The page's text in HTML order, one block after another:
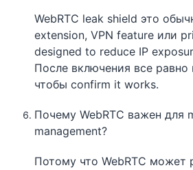
WebRTC leak shield это
extension, VPN feature или
designed to reduce IP
После включения все
чтобы confirm it works.
Почему WebRTC важен для
management?
Потому что WebRTC может